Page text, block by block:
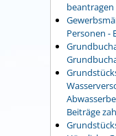
beantragen
Personen -
Beiträge